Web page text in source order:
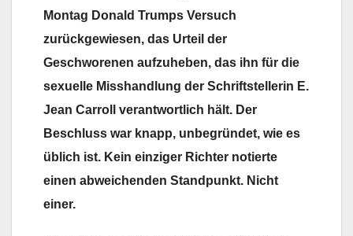
Montag Donald Trumps Versuch
zurückgewiesen, das Urteil der
Geschworenen aufzuheben, das ihn für die
sexuelle Misshandlung der Schriftstellerin E.
Jean Carroll verantwortlich hält. Der
Beschluss war knapp, unbegründet, wie es
üblich ist. Kein einziger Richter notierte
einen abweichenden Standpunkt. Nicht
einer.